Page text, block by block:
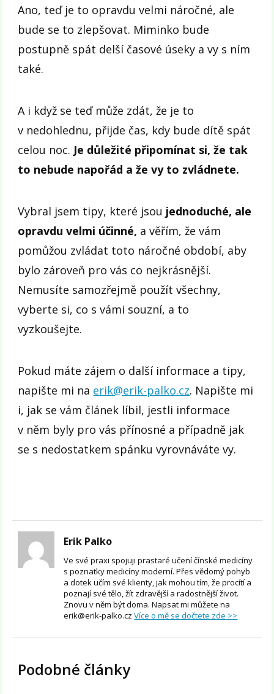
Ano, teď je to opravdu velmi náročné, ale
bude se to zlepšovat. Miminko bude
postupně spát delší časové úseky a vy s ním
také.
A i když se teď může zdát, že je to
v nedohlednu, přijde čas, kdy bude dítě spát
celou noc. Je důležité připomínat si, že tak
to nebude napořád a že vy to zvládnete.
Vybral jsem tipy, které jsou jednoduché, ale
opravdu velmi účinné, a věřím, že vám
pomůžou zvládat toto náročné období, aby
bylo zároveň pro vás co nejkrásnější.
Nemusíte samozřejmě použít všechny,
vyberte si, co s vámi souzní, a to
vyzkoušejte.
Pokud máte zájem o další informace a tipy,
napište mi na erik@erik-palko.cz. Napište mi
i, jak se vám článek líbil, jestli informace
v něm byly pro vás přínosné a případně jak
se s nedostatkem spánku vyrovnáváte vy.
Erik Palko
Ve své praxi spojuji prastaré učení čínské medicíny
s poznatky medicíny moderní. Přes vědomý pohyb
a dotek učím své klienty, jak mohou tím, že procítí a
poznají své tělo, žít zdravější a radostnější život.
Znovu v něm být doma. Napsat mi můžete na
erik@erik-palko.czVíce o mě se dočtete zde >>
Podobné články